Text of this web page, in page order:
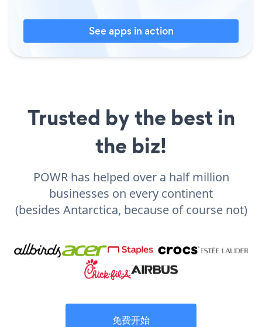
See apps in action
Trusted by the best in
the biz!
POWR has helped over a half million
businesses on every continent
(besides Antarctica, because of course not)
免费开始